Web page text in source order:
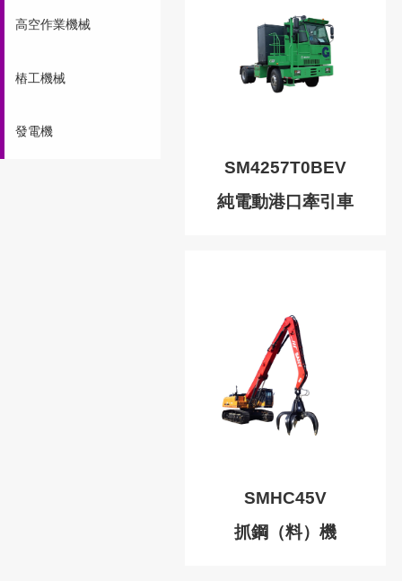
高空作業機械
樁工機械
發電機
SM4257T0BEV
純電動港口牽引車
SMHC45V
抓鋼（料）機